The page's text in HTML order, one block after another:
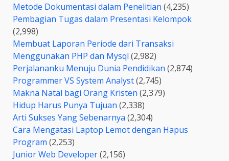
Metode Dokumentasi dalam Penelitian (4,235)
Pembagian Tugas dalam Presentasi Kelompok
(2,998)
Membuat Laporan Periode dari Transaksi
Menggunakan PHP dan Mysql (2,982)
Perjalananku Menuju Dunia Pendidikan (2,874)
Programmer VS System Analyst(2,745)
Makna Natal bagi Orang Kristen (2,379)
Hidup Harus Punya Tujuan (2,338)
Arti Sukses Yang Sebenarnya (2,304)
Cara Mengatasi Laptop Lemot dengan Hapus
Program (2,253)
Junior Web Developer(2,156)